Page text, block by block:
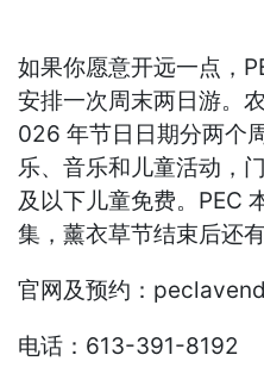
如果你愿意开远一点，
安排一次周末两日游。
026 年节日日期分两个
乐、音乐和儿童活动，
及以下儿童免费。PEC
集，薰衣草节结束后还
官网及预约：
电话：613-391-8192